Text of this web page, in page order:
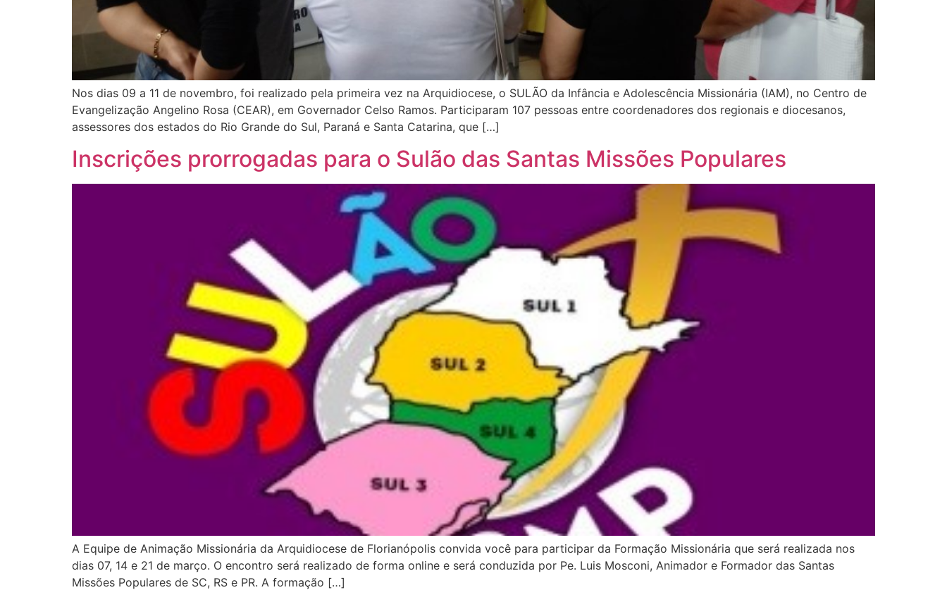
Nos dias 09 a 11 de novembro, foi realizado pela primeira vez na Arquidiocese, o SULÃO da Infância e Adolescência Missionária (IAM), no Centro de
Evangelização Angelino Rosa (CEAR), em Governador Celso Ramos. Participaram 107 pessoas entre coordenadores dos regionais e diocesanos,
assessores dos estados do Rio Grande do Sul, Paraná e Santa Catarina, que […]
Inscrições prorrogadas para o Sulão das Santas Missões Populares
A Equipe de Animação Missionária da Arquidiocese de Florianópolis convida você para participar da Formação Missionária que será realizada nos
dias 07, 14 e 21 de março. O encontro será realizado de forma online e será conduzida por Pe. Luis Mosconi, Animador e Formador das Santas
Missões Populares de SC, RS e PR. A formação […]